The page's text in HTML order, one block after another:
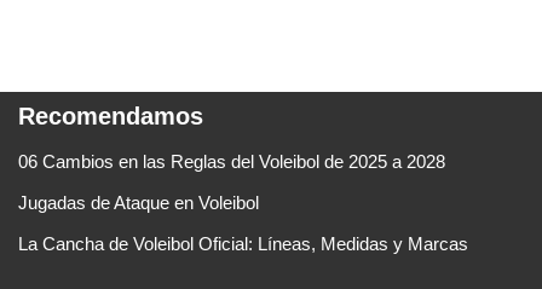
Recomendamos
06 Cambios en las Reglas del Voleibol de 2025 a 2028
Jugadas de Ataque en Voleibol
La Cancha de Voleibol Oficial: Líneas, Medidas y Marcas